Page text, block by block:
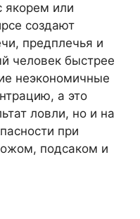
якорем или
создают
предплечья и
человек быстрее
неэкономичные
а это
ловли, но и на
при
подсаком и